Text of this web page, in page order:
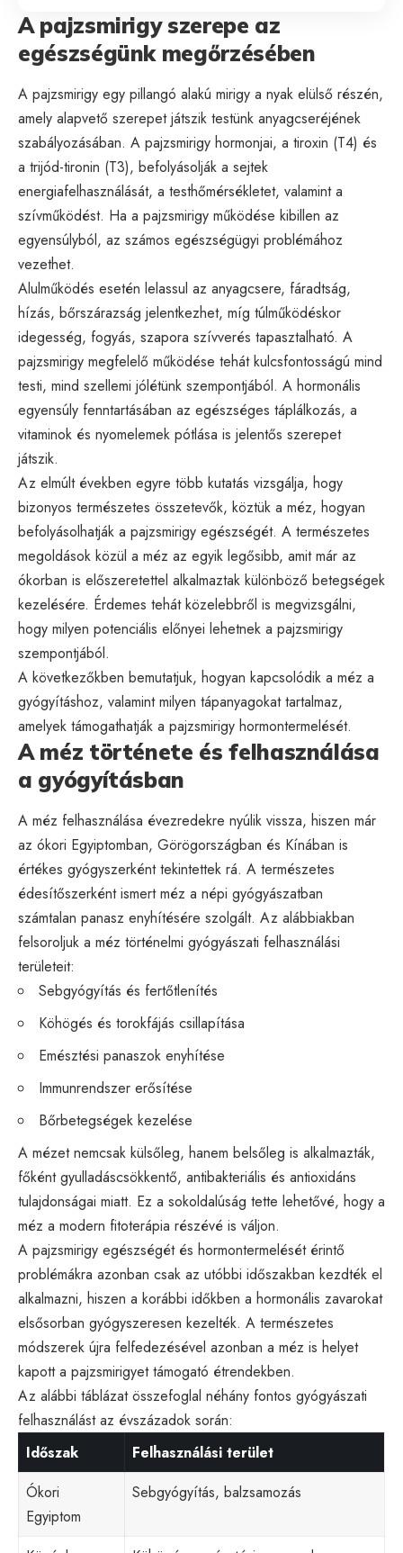
A pajzsmirigy szerepe az
egészségünk megőrzésében
A pajzsmirigy egy pillangó alakú mirigy a nyak elülső részén,
amely alapvető szerepet játszik testünk anyagcseréjének
szabályozásában. A pajzsmirigy hormonjai, a tiroxin (T4) és
a trijód-tironin (T3), befolyásolják a sejtek
energiafelhasználását, a testhőmérsékletet, valamint a
szívműködést. Ha a pajzsmirigy működése kibillen az
egyensúlyból, az számos egészségügyi problémához
vezethet.
Alulműködés esetén lelassul az anyagcsere, fáradtság,
hízás, bőrszárazság jelentkezhet, míg túlműködéskor
idegesség, fogyás, szapora szívverés tapasztalható. A
pajzsmirigy megfelelő működése tehát kulcsfontosságú mind
testi, mind szellemi jólétünk szempontjából. A hormonális
egyensúly fenntartásában az egészséges táplálkozás, a
vitaminok és nyomelemek pótlása is jelentős szerepet
játszik.
Az elmúlt években egyre több kutatás vizsgálja, hogy
bizonyos természetes összetevők, köztük a méz, hogyan
befolyásolhatják a pajzsmirigy egészségét. A természetes
megoldások közül a méz az egyik legősibb, amit már az
ókorban is előszeretettel alkalmaztak különböző betegségek
kezelésére. Érdemes tehát közelebbről is megvizsgálni,
hogy milyen potenciális előnyei lehetnek a pajzsmirigy
szempontjából.
A következőkben bemutatjuk, hogyan kapcsolódik a méz a
gyógyításhoz, valamint milyen tápanyagokat tartalmaz,
amelyek támogathatják a pajzsmirigy hormontermelését.
A méz története és felhasználása
a gyógyításban
A méz felhasználása évezredekre nyúlik vissza, hiszen már
az ókori Egyiptomban, Görögországban és Kínában is
értékes gyógyszerként tekintettek rá. A természetes
édesítőszerként ismert méz a népi gyógyászatban
számtalan panasz enyhítésére szolgált. Az alábbiakban
felsoroljuk a méz történelmi gyógyászati felhasználási
területeit:
Sebgyógyítás és fertőtlenítés
Köhögés és torokfájás csillapítása
Emésztési panaszok enyhítése
Immunrendszer erősítése
Bőrbetegségek kezelése
A mézet nemcsak külsőleg, hanem belsőleg is alkalmazták,
főként gyulladáscsökkentő, antibakteriális és antioxidáns
tulajdonságai miatt. Ez a sokoldalúság tette lehetővé, hogy a
méz a modern fitoterápia részévé is váljon.
A pajzsmirigy egészségét és hormontermelését érintő
problémákra azonban csak az utóbbi időszakban kezdték el
alkalmazni, hiszen a korábbi időkben a hormonális zavarokat
elsősorban gyógyszeresen kezelték. A természetes
módszerek újra felfedezésével azonban a méz is helyet
kapott a pajzsmirigyet támogató étrendekben.
Az alábbi táblázat összefoglal néhány fontos gyógyászati
felhasználást az évszázadok során:
Időszak
Felhasználási terület
Ókori
Egyiptom
Sebgyógyítás, balzsamozás